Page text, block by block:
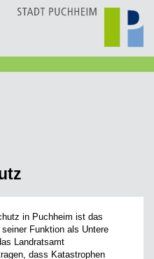
in Puchheim ist das
Funktion als Untere
Landratsamt
dass Katastrophen